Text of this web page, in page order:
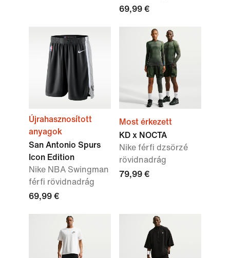
69,99 €
Újrahasznosított
anyagok
San Antonio Spurs
Icon Edition
Nike NBA Swingman
férfi rövidnadrág
69,99 €
Most érkezett
KD x NOCTA
Nike férfi dzsörzé
rövidnadrág
79,99 €